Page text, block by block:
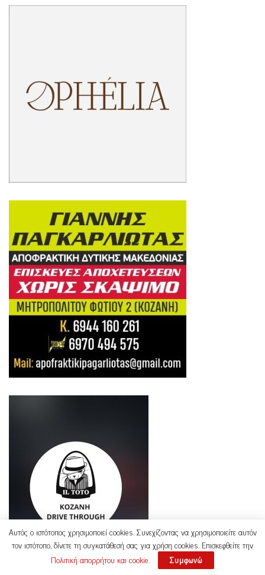
Αυτός ο ιστότοπος χρησιμοποιεί cookies. Συνεχίζοντας να χρησιμοποιείτε αυτόν
τον ιστότοπο, δίνετε τη συγκατάθεσή σας για χρήση cookies. Επισκεφθείτε την
Πολιτική απορρήτου και cookie. Συμφωνώ